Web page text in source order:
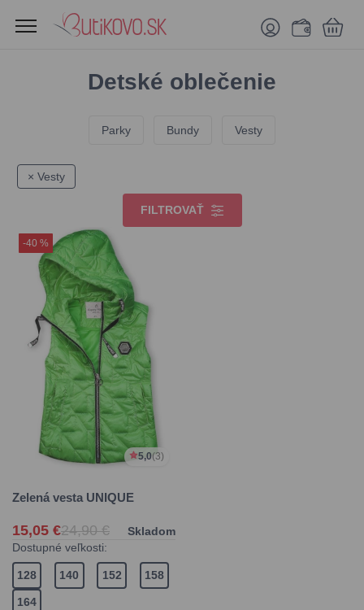
Detské oblečenie
Parky Bundy Vesty
× Vesty
FILTROVAŤ
-40 %
5,0(3)
Zelená vesta UNIQUE
15,05 €24,90 €
Skladom
Dostupné veľkosti:
128 140 152 158
164